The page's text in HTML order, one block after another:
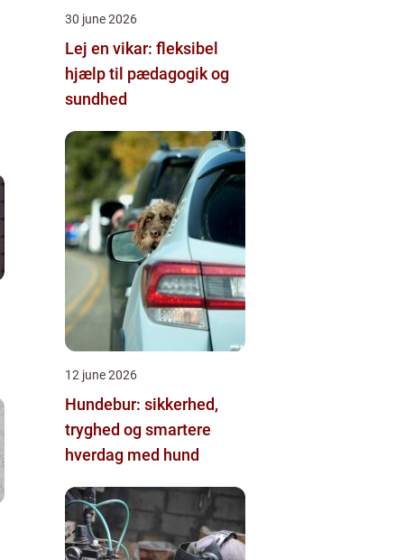
30 june 2026
Lej en vikar: fleksibel
hjælp til pædagogik og
sundhed
12 june 2026
Hundebur: sikkerhed,
tryghed og smartere
hverdag med hund